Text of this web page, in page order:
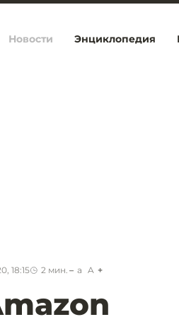
Новости Энциклопедия
18:15 2 мин. a A